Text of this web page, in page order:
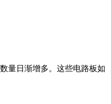
量日渐增多。这些电路板如